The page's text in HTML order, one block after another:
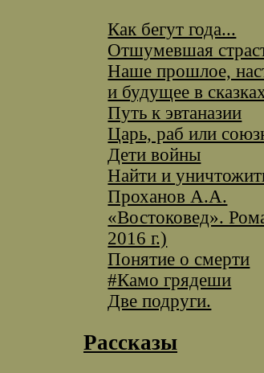
Как бегут года...
Отшумевшая
Наше прошлое,
и будущее в
Путь к эвтаназии
Царь, раб или
Дети войны
Найти и
Проханов А.А.
«Востоковед».
2016 г.)
Понятие о смерти
#Камо грядеши
Две подруги.
Рассказы